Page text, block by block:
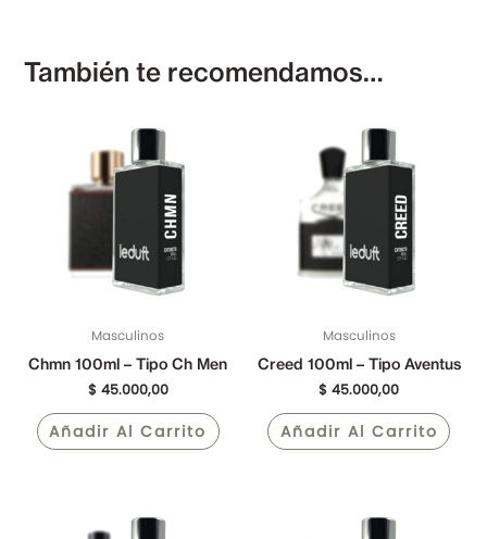
También te recomendamos…
Masculinos
Chmn 100ml – Tipo Ch Men
$ 45.000,00
Añadir Al Carrito
Masculinos
Creed 100ml – Tipo Aventus
$ 45.000,00
Añadir Al Carrito